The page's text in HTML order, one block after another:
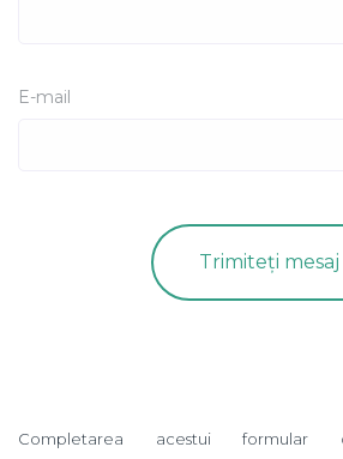
E-mail
Completarea acestui formular